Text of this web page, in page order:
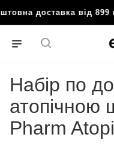
доставка від 899
Набір по
атопічною
Pharm